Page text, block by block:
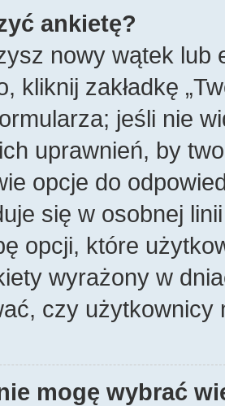
ankietę?
nowy wątek lub
kliknij zakładkę
jeśli nie
uprawnień, by
opcje do
się w osobnej
opcji, które
wyrażony w
czy użytkownicy
mogę wybrać